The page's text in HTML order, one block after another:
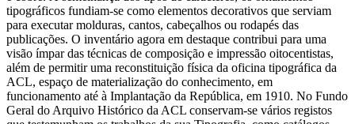
tipográficos fundiam-se como elementos decorativos que serviam
para executar molduras, cantos, cabeçalhos ou rodapés das
publicações. O inventário agora em destaque contribui para uma
visão ímpar das técnicas de composição e impressão oitocentistas,
além de permitir uma reconstituição física da oficina tipográfica da
ACL, espaço de materialização do conhecimento, em
funcionamento até à Implantação da República, em 1910. No Fundo
Geral do Arquivo Histórico da ACL conservam-se vários registos